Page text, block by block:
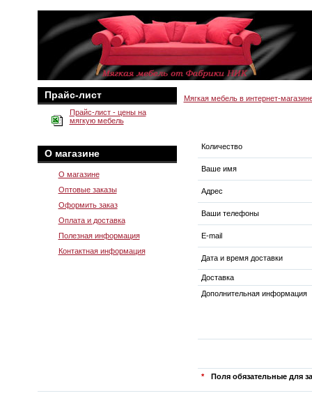
Прайс-лист
Прайс-лист - цены на
мягкую мебель
О магазине
О магазине
Оптовые заказы
Оформить заказ
Оплата и доставка
Полезная информация
Контактная информация
Мягкая мебель в интернет-
Количество
Ваше имя
Адрес
Ваши телефоны
E-mail
Дата и время доставки
Доставка
Дополнительная информация
* Поля обязательные для